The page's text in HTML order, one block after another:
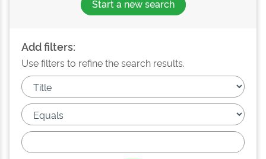
Start a new search
Add filters:
Use filters to refine the search results.